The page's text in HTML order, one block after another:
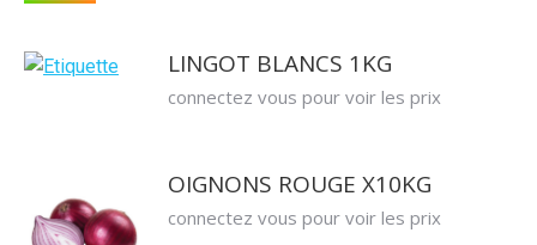
LINGOT BLANCS 1KG
connectez vous pour voir les prix
OIGNONS ROUGE X10KG
connectez vous pour voir les prix